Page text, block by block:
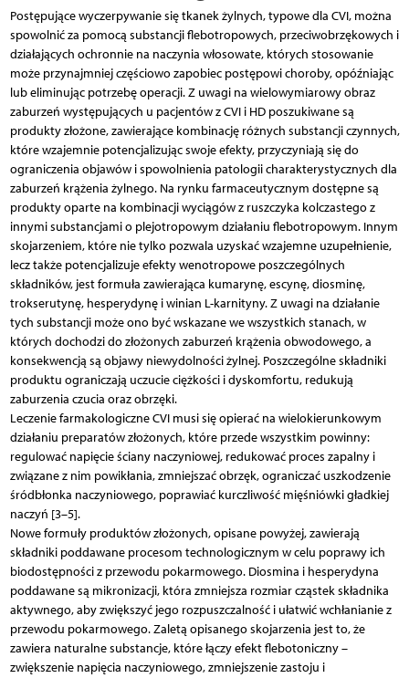
Postępujące wyczerpywanie się tkanek żylnych, typowe dla CVI, można
spowolnić za pomocą substancji flebotropowych, przeciwobrzękowych i
działających ochronnie na naczynia włosowate, których stosowanie
może przynajmniej częściowo zapobiec postępowi choroby, opóźniając
lub eliminując potrzebę operacji. Z uwagi na wielowymiarowy obraz
zaburzeń występujących u pacjentów z CVI i HD poszukiwane są
produkty złożone, zawierające kombinację różnych substancji czynnych,
które wzajemnie potencjalizując swoje efekty, przyczyniają się do
ograniczenia objawów i spowolnienia patologii charakterystycznych dla
zaburzeń krążenia żylnego. Na rynku farmaceutycznym dostępne są
produkty oparte na kombinacji wyciągów z ruszczyka kolczastego z
innymi substancjami o plejotropowym działaniu flebotropowym. Innym
skojarzeniem, które nie tylko pozwala uzyskać wzajemne uzupełnienie,
lecz także potencjalizuje efekty wenotropowe poszczególnych
składników, jest formuła zawierająca kumarynę, escynę, diosminę,
trokserutynę, hesperydynę i winian L-karnityny. Z uwagi na działanie
tych substancji może ono być wskazane we wszystkich stanach, w
których dochodzi do złożonych zaburzeń krążenia obwodowego, a
konsekwencją są objawy niewydolności żylnej. Poszczególne składniki
produktu ograniczają uczucie ciężkości i dyskomfortu, redukują
zaburzenia czucia oraz obrzęki.
Leczenie farmakologiczne CVI musi się opierać na wielokierunkowym
działaniu preparatów złożonych, które przede wszystkim powinny:
regulować napięcie ściany naczyniowej, redukować proces zapalny i
związane z nim powikłania, zmniejszać obrzęk, ograniczać uszkodzenie
śródbłonka naczyniowego, poprawiać kurczliwość mięśniówki gładkiej
naczyń [3–5].
Nowe formuły produktów złożonych, opisane powyżej, zawierają
składniki poddawane procesom technologicznym w celu poprawy ich
biodostępności z przewodu pokarmowego. Diosmina i hesperydyna
poddawane są mikronizacji, która zmniejsza rozmiar cząstek składnika
aktywnego, aby zwiększyć jego rozpuszczalność i ułatwić wchłanianie z
przewodu pokarmowego. Zaletą opisanego skojarzenia jest to, że
zawiera naturalne substancje, które łączy efekt flebotoniczny –
zwiększenie napięcia naczyniowego, zmniejszenie zastoju i